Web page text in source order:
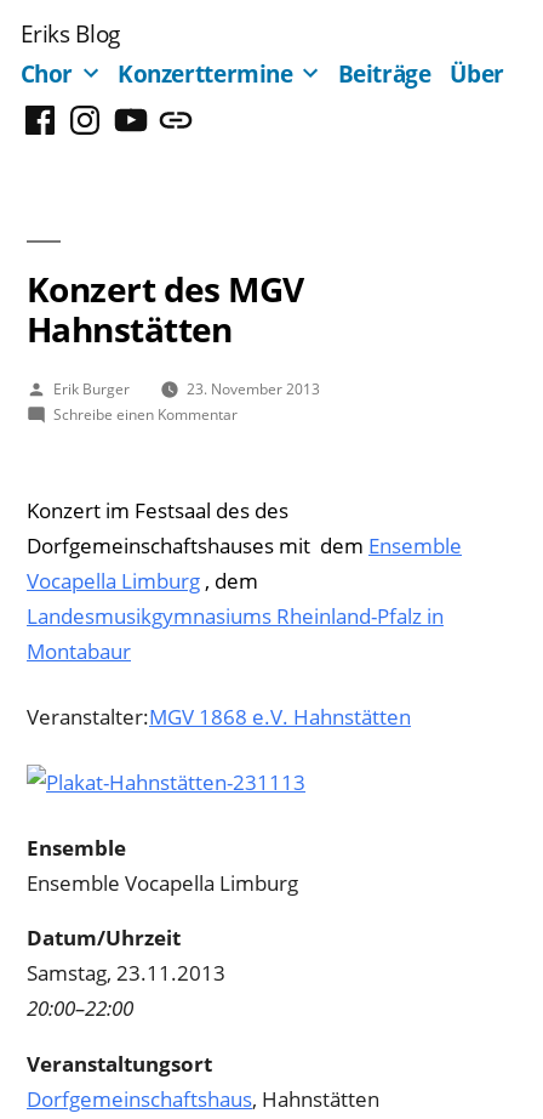
Inhalt
springen
Eriks Blog
Chor
Konzerttermine Beiträge Über
FacebookInstagram
YouTubeMastodon
Konzert des MGV
Hahnstätten
Veröffentlicht
von
Erik Burger
23. November 2013
Schreibe einen Kommentarzu
Hahnstätten
Konzert im Festsaal des des
Dorfgemeinschaftshauses mit dem Ensemble
Vocapella Limburg , dem
Landesmusikgymnasiums Rheinland-Pfalz in
Montabaur
Veranstalter:MGV 1868 e.V. Hahnstätten
Ensemble
Ensemble Vocapella Limburg
Datum/Uhrzeit
Samstag, 23.11.2013
20:00–22:00
Veranstaltungsort
Dorfgemeinschaftshaus, Hahnstätten